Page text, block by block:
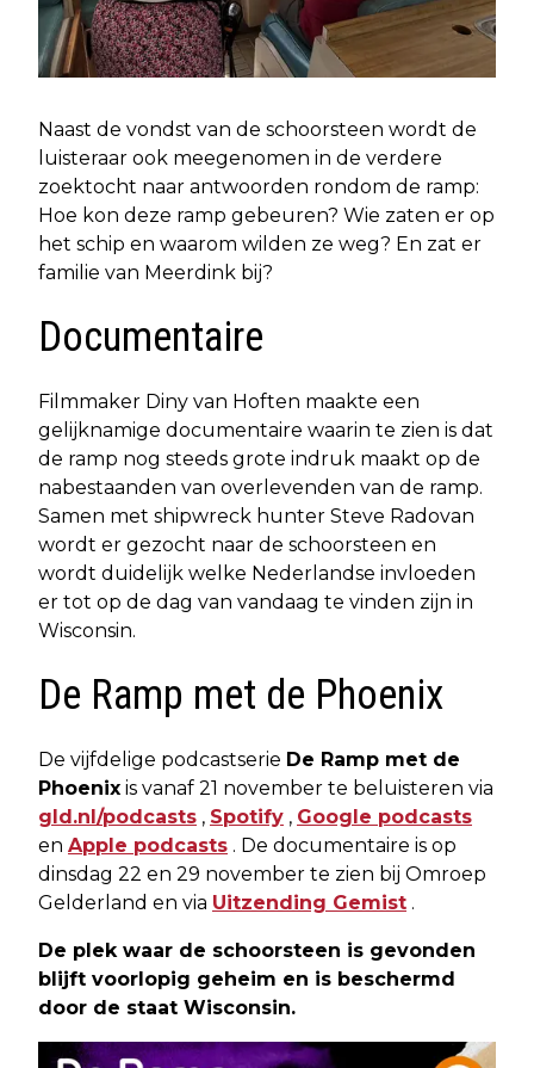
Naast de vondst van de schoorsteen wordt de
luisteraar ook meegenomen in de verdere
zoektocht naar antwoorden rondom de ramp:
Hoe kon deze ramp gebeuren? Wie zaten er op
het schip en waarom wilden ze weg? En zat er
familie van Meerdink bij?
Documentaire
Filmmaker Diny van Hoften maakte een
gelijknamige documentaire waarin te zien is dat
de ramp nog steeds grote indruk maakt op de
nabestaanden van overlevenden van de ramp.
Samen met shipwreck hunter Steve Radovan
wordt er gezocht naar de schoorsteen en
wordt duidelijk welke Nederlandse invloeden
er tot op de dag van vandaag te vinden zijn in
Wisconsin.
De Ramp met de Phoenix
De vijfdelige podcastserie De Ramp met de
Phoenix is vanaf 21 november te beluisteren via
gld.nl/podcasts , Spotify , Google podcasts
en Apple podcasts . De documentaire is op
dinsdag 22 en 29 november te zien bij Omroep
Gelderland en via Uitzending Gemist .
De plek waar de schoorsteen is gevonden
blijft voorlopig geheim en is beschermd
door de staat Wisconsin.